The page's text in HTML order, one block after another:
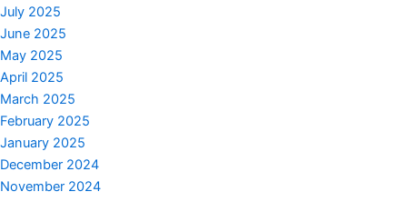
July 2025
June 2025
May 2025
April 2025
March 2025
February 2025
January 2025
December 2024
November 2024